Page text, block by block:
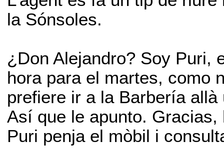
la Sónsoles.
¿Don Alejandro? Soy Puri,
hora para el martes, como
prefiere ir a la Barbería
Así que le apunto.
Puri penja el mòbil i